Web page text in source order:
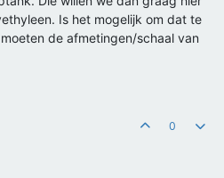
Is het mogelijk om dat te
de afmetingen/schaal van
0